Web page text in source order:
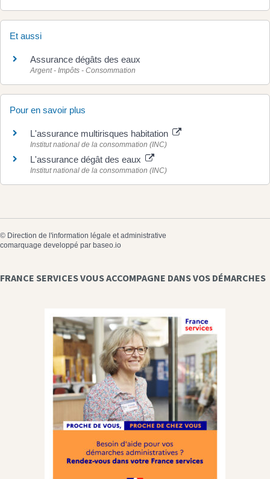
Et aussi
Assurance dégâts des eaux
Argent - Impôts - Consommation
Pour en savoir plus
L'assurance multirisques habitation
Institut national de la consommation (INC)
L'assurance dégât des eaux
Institut national de la consommation (INC)
© Direction de l'information légale et administrative
comarquage developpé par baseo.io
FRANCE SERVICES VOUS ACCOMPAGNE DANS VOS DÉMARCHES